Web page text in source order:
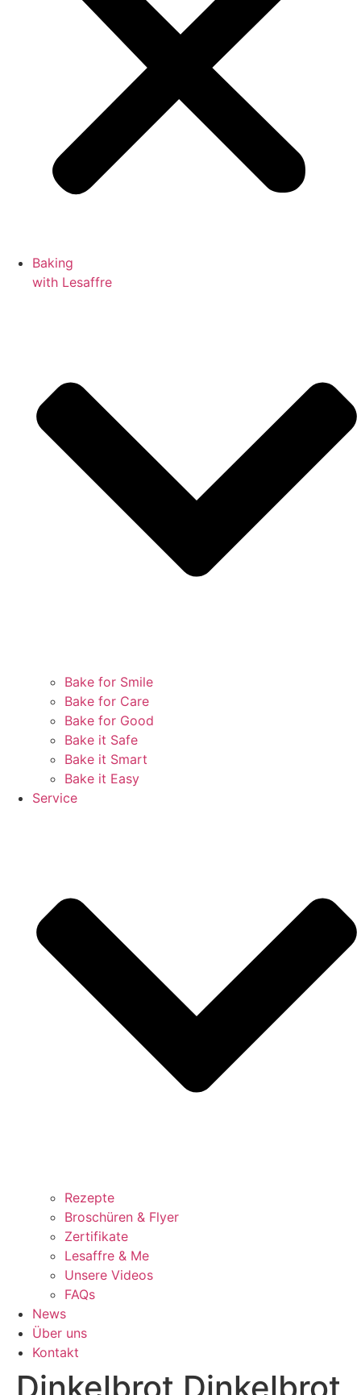
Baking
with Lesaffre
Bake for Smile
Bake for Care
Bake for Good
Bake it Safe
Bake it Smart
Bake it Easy
Service
Rezepte
Broschüren & Flyer
Zertifikate
Lesaffre & Me
Unsere Videos
FAQs
News
Über uns
Kontakt